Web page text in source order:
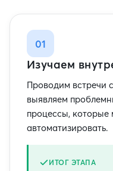
01
Изучаем
Проводим встречи
выявляем
процессы, которые
автоматизировать.
ИТОГ ЭТАПА